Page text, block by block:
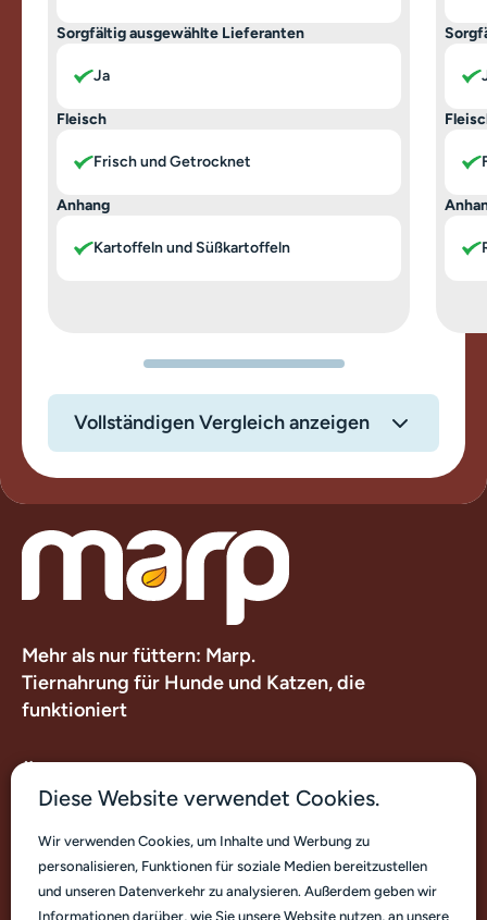
Sorgfältig ausgewählte Lieferanten
Ja
Fleisch
Frisch und Getrocknet
Anhang
Kartoffeln und Süßkartoffeln
Vollständigen Vergleich anzeigen
Mehr als nur füttern: Marp.
Tiernahrung für Hunde und Katzen, die
funktioniert
Kontakt
Diese Website verwendet Cookies.
Wir verwenden Cookies, um Inhalte und Werbung zu
personalisieren, Funktionen für soziale Medien bereitzustellen
und unseren Datenverkehr zu analysieren. Außerdem geben wir
Informationen darüber, wie Sie unsere Website nutzen, an unsere